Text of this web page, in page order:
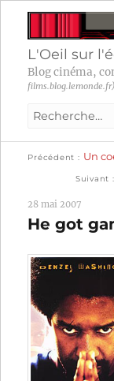
L'Oeil sur
Blog cinéma,
films.blog.lemonde.fr)
Recherche
:
l’article
Précédent Un
Suivant
28 mai 2007
He got